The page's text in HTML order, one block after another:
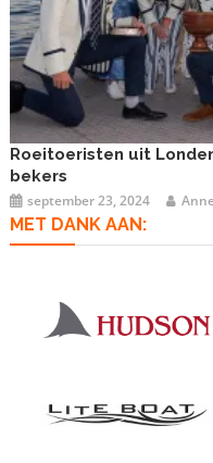
Roeitoeristen uit
bekers
september 23, 2024
MET DANK AAN: